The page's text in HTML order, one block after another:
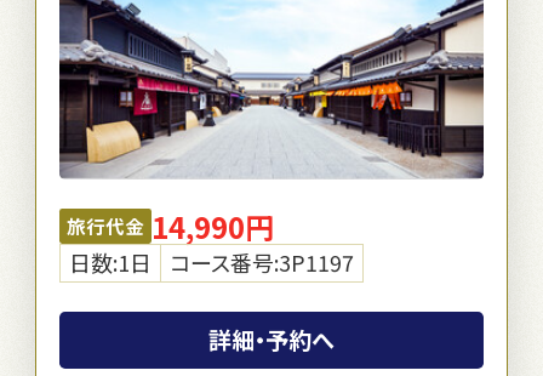
旅行代金 14,990円
日数:1日 コース番号:3P1197
詳細・予約へ